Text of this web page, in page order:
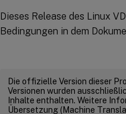
Dieses Release des Linux
Bedingungen in dem
Die offizielle Version dieser
Versionen wurden
Inhalte enthalten. Weitere
Übersetzung (Machine